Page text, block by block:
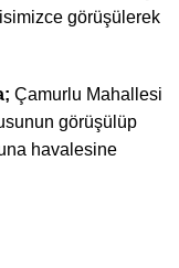
görüşülerek
; Çamurlu Mahallesi
görüşülüp
havalesine